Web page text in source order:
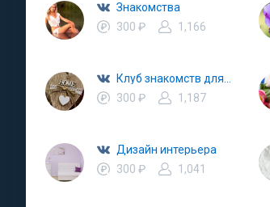
Знакомства
300 ₽
1,166
300 ₽
1,187
Дизайн интерьера
300 ₽
1,041